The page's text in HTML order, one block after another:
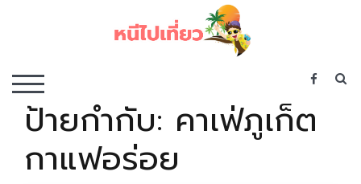
TOGGLE MOBILE MENU
ป้ายกำกับ: คาเฟ่ภูเก็ต
กาแฟอร่อย